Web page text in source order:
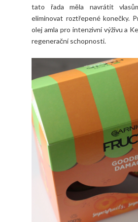
tato řada měla navrátit
eliminovat roztřepené konečky.
olej amla pro intenzivní výživu a
regenerační schopnosti.